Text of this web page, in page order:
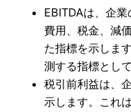
EBITDAは、企
費用、税金、減
た指標を示しま
測する指標とし
税引前利益は、
示します。これ